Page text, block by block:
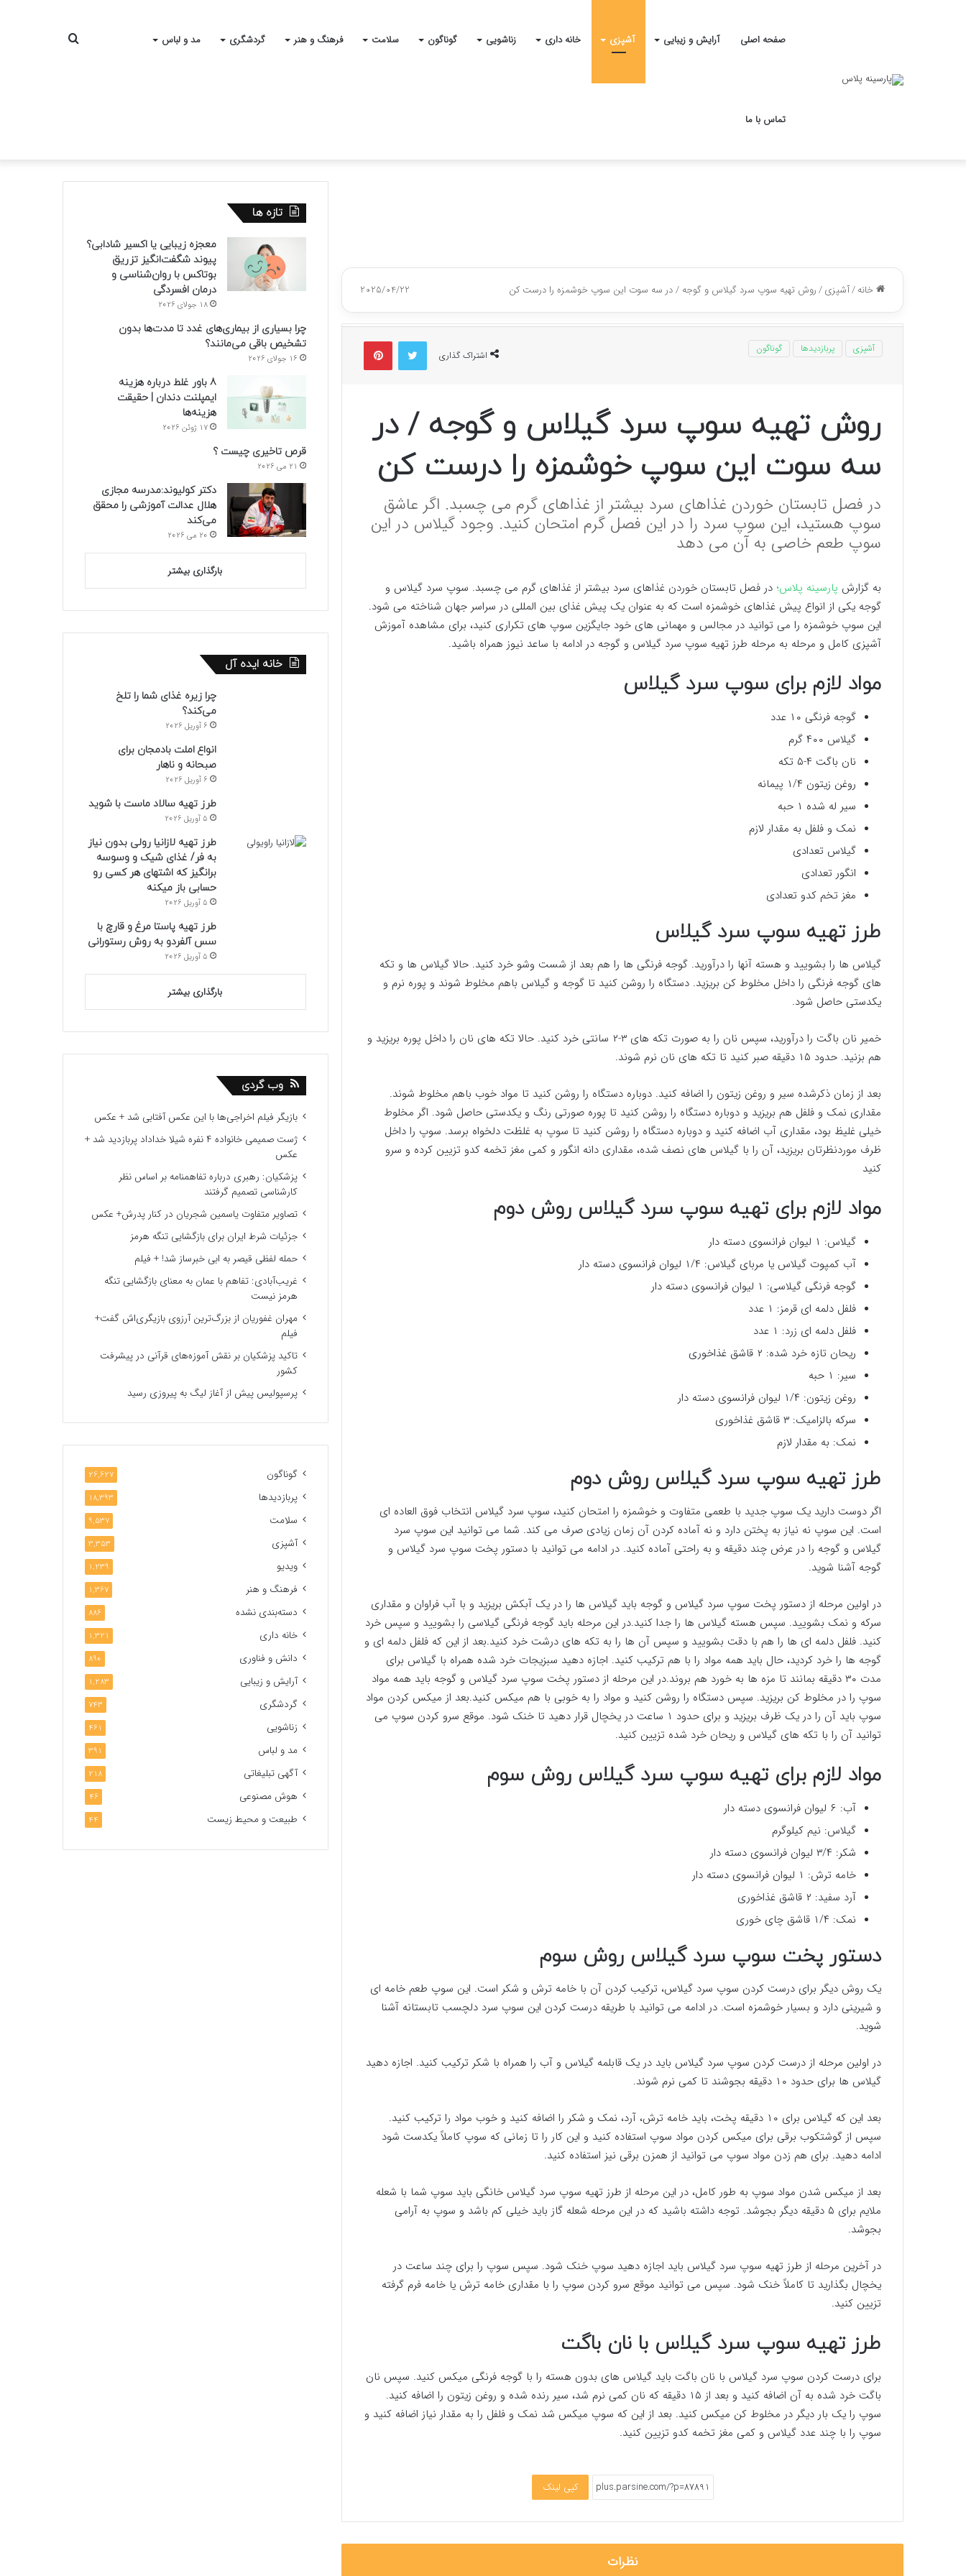
صفحه اصلی آرایش و زیبایی آشپزی خانه داری زناشویی گوناگون سلامت فرهنگ و هنر گردشگری مد و لباس
تماس با ما
جستجو
خانه/آشپزی/روش تهیه سوپ سرد گیلاس و گوجه / در سه سوت این سوپ خوشمزه را درست کن 2025/04/22
اشتراک گذاری
توییتر پینتریست
آشپزی پربازدیدها گوناگون
روش تهیه سوپ سرد گیلاس و گوجه / در
سه سوت این سوپ خوشمزه را درست کن
در فصل تابستان خوردن غذاهای سرد بیشتر از غذاهای گرم می چسبد. اگر عاشق
سوپ هستید، این سوپ سرد را در این فصل گرم امتحان کنید. وجود گیلاس در این
سوپ طعم خاصی به آن می دهد
به گزارش پارسینه پلاس؛ در فصل تابستان خوردن غذاهای سرد بیشتر از غذاهای گرم می چسبد. سوپ سرد گیلاس و
گوجه یکی از انواع پیش غذاهای خوشمزه است که به عنوان یک پیش غذای بین المللی در سراسر جهان شناخته می شود.
این سوپ خوشمزه را می توانید در مجالس و مهمانی های خود جایگزین سوپ های تکراری کنید، برای مشاهده آموزش
آشپزی کامل و مرحله به مرحله طرز تهیه سوپ سرد گیلاس و گوجه در ادامه با ساعد نیوز همراه باشید.
مواد لازم برای سوپ سرد گیلاس
گوجه فرنگی ۱۰ عدد
گیلاس ۴۰۰ گرم
نان باگت ۴-۵ تکه
روغن زیتون ۱/۴ پیمانه
سیر له شده ۱ حبه
نمک و فلفل به مقدار لازم
گیلاس تعدادی
انگور تعدادی
مغز تخم کدو تعدادی
طرز تهیه سوپ سرد گیلاس
گیلاس ها را بشویید و هسته آنها را درآورید. گوجه فرنگی ها را هم بعد از شست وشو خرد کنید. حالا گیلاس ها و تکه
های گوجه فرنگی را داخل مخلوط کن بریزید. دستگاه را روشن کنید تا گوجه و گیلاس باهم مخلوط شوند و پوره نرم و
یکدستی حاصل شود.
خمیر نان باگت را درآورید، سپس نان را به صورت تکه های ۳-۲ سانتی خرد کنید. حالا تکه های نان را داخل پوره بریزید و
هم بزنید. حدود ۱۵ دقیقه صبر کنید تا تکه های نان نرم شوند.
بعد از زمان ذکرشده سیر و روغن زیتون را اضافه کنید. دوباره دستگاه را روشن کنید تا مواد خوب باهم مخلوط شوند.
مقداری نمک و فلفل هم بریزید و دوباره دستگاه را روشن کنید تا پوره صورتی رنگ و یکدستی حاصل شود. اگر مخلوط
خیلی غلیظ بود، مقداری آب اضافه کنید و دوباره دستگاه را روشن کنید تا سوپ به غلظت دلخواه برسد. سوپ را داخل
ظرف موردنظرتان بریزید، آن را با گیلاس های نصف شده، مقداری دانه انگور و کمی مغز تخمه کدو تزیین کرده و سرو
کنید
مواد لازم برای تهیه سوپ سرد گیلاس روش دوم
گیلاس: ۱ لیوان فرانسوی دسته دار
آب کمپوت گیلاس یا مربای گیلاس: ۱/۴ لیوان فرانسوی دسته دار
گوجه فرنگی گیلاسی: ۱ لیوان فرانسوی دسته دار
فلفل دلمه ای قرمز: ۱ عدد
فلفل دلمه ای زرد: ۱ عدد
ریحان تازه خرد شده: ۲ قاشق غذاخوری
سیر: ۱ حبه
روغن زیتون: ۱/۴ لیوان فرانسوی دسته دار
سرکه بالزامیک: ۳ قاشق غذاخوری
نمک: به مقدار لازم
طرز تهیه سوپ سرد گیلاس روش دوم
اگر دوست دارید یک سوپ جدید با طعمی متفاوت و خوشمزه را امتحان کنید، سوپ سرد گیلاس انتخاب فوق العاده ای
است. این سوپ نه نیاز به پختن دارد و نه آماده کردن آن زمان زیادی صرف می کند. شما می توانید این سوپ سرد
گیلاس و گوجه را در عرض چند دقیقه و به راحتی آماده کنید. در ادامه می توانید با دستور پخت سوپ سرد گیلاس و
گوجه آشنا شوید.
در اولین مرحله از دستور پخت سوپ سرد گیلاس و گوجه باید گیلاس ها را در یک آبکش بریزید و با آب فراوان و مقداری
سرکه و نمک بشویید. سپس هسته گیلاس ها را جدا کنید.در این مرحله باید گوجه فرنگی گیلاسی را بشویید و سپس خرد
کنید. فلفل دلمه ای ها را هم با دقت بشویید و سپس آن ها را به تکه های درشت خرد کنید.بعد از این که فلفل دلمه ای و
گوجه ها را خرد کردید، حال باید همه مواد را با هم ترکیب کنید. اجازه دهید سبزیجات خرد شده همراه با گیلاس برای
مدت ۳۰ دقیقه بمانند تا مزه ها به خورد هم بروند.در این مرحله از دستور پخت سوپ سرد گیلاس و گوجه باید همه مواد
سوپ را در مخلوط کن بریزید. سپس دستگاه را روشن کنید و مواد را به خوبی با هم میکس کنید.بعد از میکس کردن مواد
سوپ باید آن را در یک ظرف بریزید و برای حدود ۱ ساعت در یخچال قرار دهید تا خنک شود. موقع سرو کردن سوپ می
توانید آن را با تکه های گیلاس و ریحان خرد شده تزیین کنید.
مواد لازم برای تهیه سوپ سرد گیلاس روش سوم
آب: ۶ لیوان فرانسوی دسته دار
گیلاس: نیم کیلوگرم
شکر: ۳/۴ لیوان فرانسوی دسته دار
خامه ترش: ۱ لیوان فرانسوی دسته دار
آرد سفید: ۲ قاشق غذاخوری
نمک: ۱/۴ قاشق چای خوری
دستور پخت سوپ سرد گیلاس روش سوم
یک روش دیگر برای درست کردن سوپ سرد گیلاس، ترکیب کردن آن با خامه ترش و شکر است. این سوپ طعم خامه ای
و شیرینی دارد و بسیار خوشمزه است. در ادامه می توانید با طریقه درست کردن این سوپ سرد دلچسب تابستانه آشنا
شوید.
در اولین مرحله از درست کردن سوپ سرد گیلاس باید در یک قابلمه گیلاس و آب را همراه با شکر ترکیب کنید. اجازه دهید
گیلاس ها برای حدود ۱۰ دقیقه بجوشند تا کمی نرم شوند.
بعد این که گیلاس برای ۱۰ دقیقه پخت، باید خامه ترش، آرد، نمک و شکر را اضافه کنید و خوب مواد را ترکیب کنید.
سپس از گوشتکوب برقی برای میکس کردن مواد سوپ استفاده کنید و این کار را تا زمانی که سوپ کاملاً یکدست شود
ادامه دهید. برای هم زدن مواد سوپ می توانید از همزن برقی نیز استفاده کنید.
بعد از میکس شدن مواد سوپ به طور کامل، در این مرحله از طرز تهیه سوپ سرد گیلاس خانگی باید سوپ شما با شعله
ملایم برای ۵ دقیقه دیگر بجوشد. توجه داشته باشید که در این مرحله شعله گاز باید خیلی کم باشد و سوپ به آرامی
بجوشد.
در آخرین مرحله از طرز تهیه سوپ سرد گیلاس باید اجازه دهید سوپ خنک شود. سپس سوپ را برای چند ساعت در
یخچال بگذارید تا کاملاً خنک شود. سپس می توانید موقع سرو کردن سوپ را با مقداری خامه ترش یا خامه فرم گرفته
تزیین کنید.
طرز تهیه سوپ سرد گیلاس با نان باگت
برای درست کردن سوپ سرد گیلاس با نان باگت باید گیلاس های بدون هسته را با گوجه فرنگی میکس کنید. سپس نان
باگت خرد شده به آن اضافه کنید و بعد از ۱۵ دقیقه که نان کمی نرم شد، سیر رنده شده و روغن زیتون را اضافه کنید.
سوپ را یک بار دیگر در مخلوط کن میکس کنید. بعد از این که سوپ میکس شد نمک و فلفل را به مقدار نیاز اضافه کنید و
سوپ را با چند عدد گیلاس و کمی مغز تخمه کدو تزیین کنید.
کپی لینک
نظرات
تازه ها
معجزه زیبایی یا اکسیر شادابی؟
پیوند شگفت‌انگیز تزریق
بوتاکس با روان‌شناسی و
درمان افسردگی
18 جولای 2026
چرا بسیاری از بیماری‌های غدد تا مدت‌ها بدون
تشخیص باقی می‌مانند؟
16 جولای 2026
8 باور غلط درباره هزینه
ایمپلنت دندان | حقیقت
هزینه‌ها
17 ژوئن 2026
قرص تاخیری چیست ؟
21 می 2026
دکتر کولیوند:مدرسه مجازی
هلال عدالت آموزشی را محقق
می‌کند
20 می 2026
بارگذاری بیشتر
خانه ایده آل
چرا زیره غذای شما را تلخ
می‌کند؟
6 آوریل 2026
انواع املت بادمجان برای
صبحانه و ناهار
6 آوریل 2026
طرز تهیه سالاد ماست با شوید
5 آوریل 2026
طرز تهیه لازانیا رولی بدون نیاز
به فر/ غذای شیک و وسوسه
برانگیز که اشتهای هر کسی رو
حسابی باز میکنه
5 آوریل 2026
طرز تهیه پاستا مرغ و قارچ با
سس آلفردو به روش رستورانی
5 آوریل 2026
بارگذاری بیشتر
وب گردی
بازیگر فیلم اخراجی‌ها با این عکس آفتابی شد + عکس
ژست صمیمی خانواده ۴ نفره شیلا خداداد پربازدید شد +
عکس
پزشکیان: رهبری درباره تفاهمنامه بر اساس نظر
کارشناسی تصمیم گرفتند
تصاویر متفاوت یاسمین شجریان در کنار پدرش+ عکس
جزئیات شرط ایران برای بازگشایی تنگه هرمز
حمله لفظی قیصر به ابی خبرساز شد! + فیلم
غریب‌آبادی: تفاهم با عمان به معنای بازگشایی تنگه
هرمز نیست
مهران غفوریان از بزرگ‌ترین آرزوی بازیگری‌اش گفت+
فیلم
تاکید پزشکیان بر نقش آموزه‌های قرآنی در پیشرفت
کشور
پرسپولیس پیش از آغاز لیگ به پیروزی رسید
گوناگون 26,627
پربازدیدها 18,393
سلامت 9,537
آشپزی 3,353
ویدیو 1,239
فرهنگ و هنر 1,367
دسته‌بندی نشده 886
خانه داری 1,321
دانش و فناوری 890
آرایش و زیبایی 1,283
گردشگری 743
زناشویی 461
مد و لباس 391
آگهی تبلیغاتی 218
هوش مصنوعی 46
طبیعت و محیط زیست 44